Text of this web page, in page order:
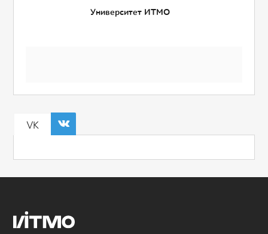
Университет ИТМО
VK